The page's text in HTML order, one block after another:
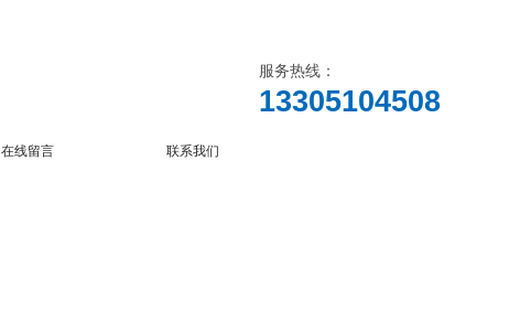
服务热线：
13305104508
在线留言 联系我们